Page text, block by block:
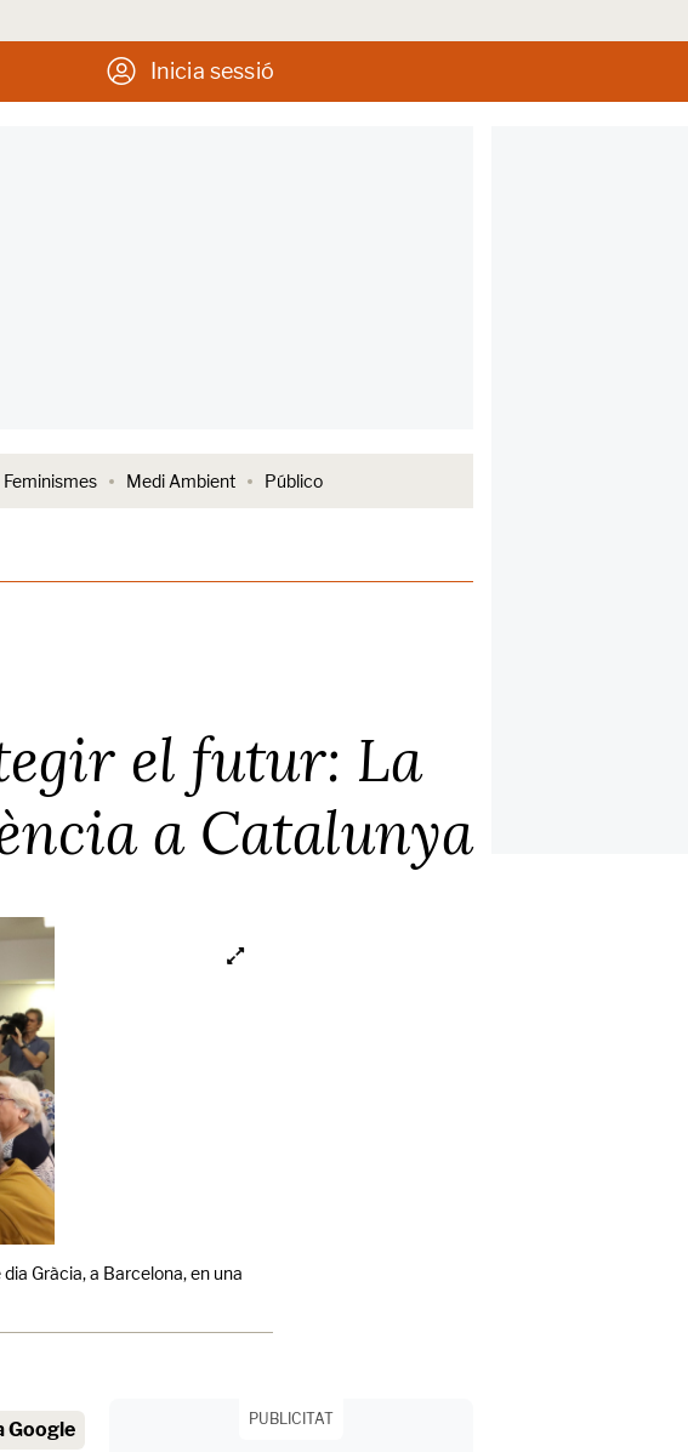
Inicia sessió
Feminismes Medi Ambient Público
el futur: La
a Catalunya
Gràcia, a Barcelona, en una
Google PUBLICITAT